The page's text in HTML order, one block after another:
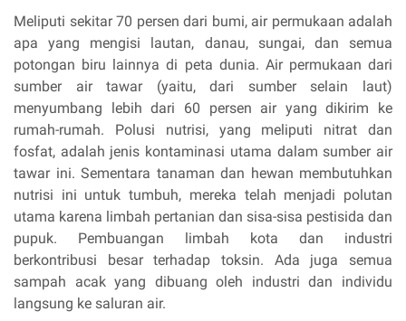
Meliputi sekitar 70 persen dari bumi, air permukaan adalah
apa yang mengisi lautan, danau, sungai, dan semua
potongan biru lainnya di peta dunia. Air permukaan dari
sumber air tawar (yaitu, dari sumber selain laut)
menyumbang lebih dari 60 persen air yang dikirim ke
rumah-rumah. Polusi nutrisi, yang meliputi nitrat dan
fosfat, adalah jenis kontaminasi utama dalam sumber air
tawar ini. Sementara tanaman dan hewan membutuhkan
nutrisi ini untuk tumbuh, mereka telah menjadi polutan
utama karena limbah pertanian dan sisa-sisa pestisida dan
pupuk. Pembuangan limbah kota dan industri
berkontribusi besar terhadap toksin. Ada juga semua
sampah acak yang dibuang oleh industri dan individu
langsung ke saluran air.